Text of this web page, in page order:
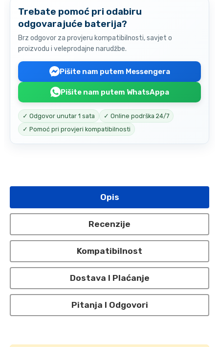
Trebate pomoć pri odabiru
odgovarajuće baterija?
Brz odgovor za provjeru kompatibilnosti, savjet o
proizvodu i veleprodajne narudžbe.
Pišite nam putem Messengera
Pišite nam putem WhatsAppa
✓ Odgovor unutar 1 sata
✓ Online podrška 24/7
✓ Pomoć pri provjeri kompatibilnosti
Opis
Recenzije
Kompatibilnost
Dostava I Plaćanje
Pitanja I Odgovori